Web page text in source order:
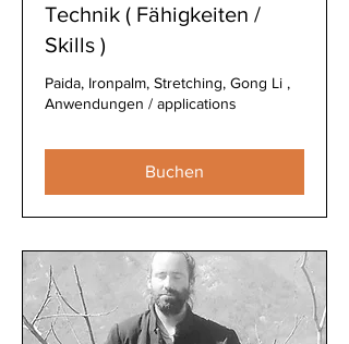
Technik ( Fähigkeiten /
Skills )
Paida, Ironpalm, Stretching, Gong Li ,
Anwendungen / applications
Buchen